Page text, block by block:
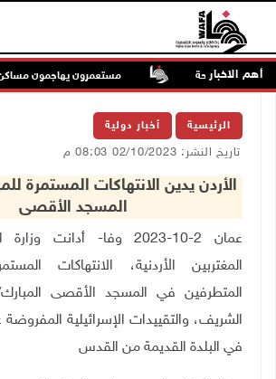
أهم الاخبار
حرية الملاحة مستعمرون يهاجمون مساكن
الرئيسية أخبار دولية
تاريخ النشر: 02/10/2023 08:03 م
الأردن يدين الانتهاكات المستمرة
المسجد الأقصى
عمان 2-10-2023 وفا- أدانت
المغتربين الأردنية، الانتهاكات
المتطرفين في المسجد الأقصى
الشريف، والتقييدات الإسرائيلية
في البلدة القديمة من القدس